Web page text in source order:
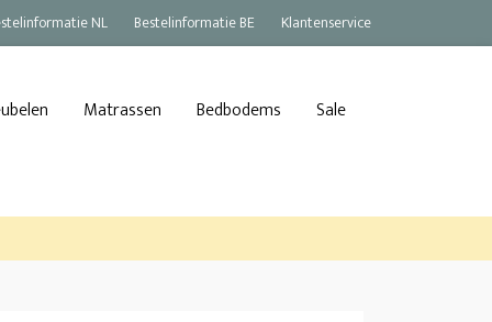
NL Bestelinformatie BE Klantenservice
Matrassen Bedbodems Sale